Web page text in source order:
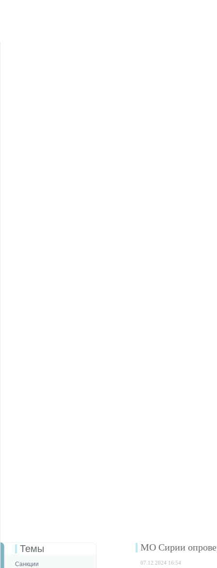
Темы
Санкции
МО Сирии
07.12.2024 16:54